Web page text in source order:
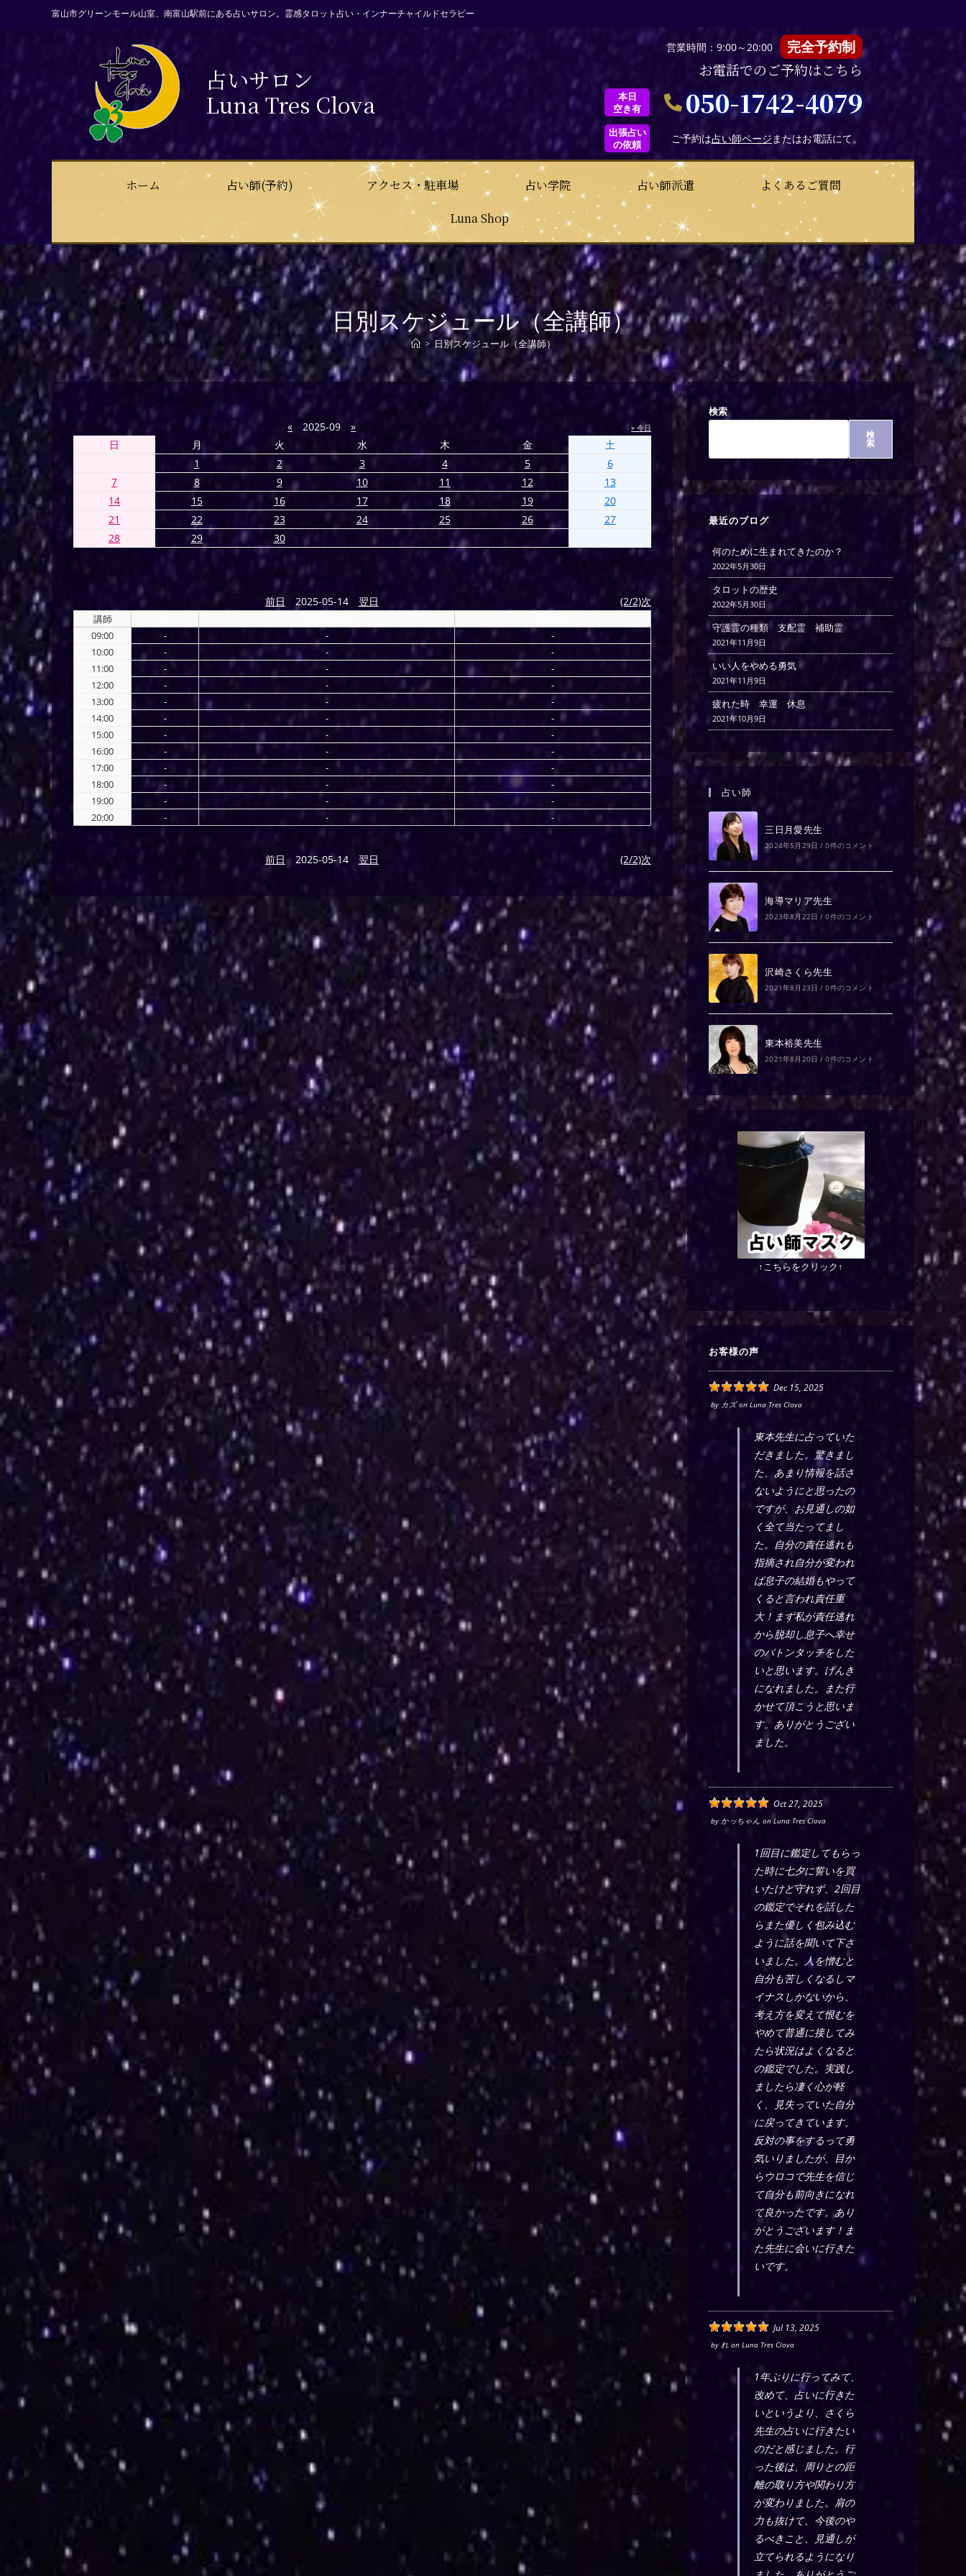
富山市グリーンモール山室、南富山駅前にある占いサロン。霊感タロット占い・インナーチャイルドセラピー
占いサロン
Luna Tres Clova
営業時間：9:00～20:00 完全予約制
お電話でのご予約はこちら
本日
空き有
050-1742-4079
出張占い
の依頼
ご予約は占い師ページまたはお電話にて。
ホーム 占い師(予約) アクセス・駐車場 占い学院 占い師派遣
よくあるご質問
Luna Shop
日別スケジュール（全講師）
> 日別スケジュール（全講師）
« 2025-09 » » 今日
日 月 火 水 木 金
土
1
2 3 4 5
6
7
8 9 10 11 12
13
14
15 16 17 18 19
20
21
22 23 24 25 26
27
28
29 30
前日 2025-05-14 翌日 (2/2)次
講師
09:00
- -
-
10:00
- -
-
11:00
- -
-
12:00
- -
-
13:00
- -
-
14:00
- -
-
15:00
- -
-
16:00
- -
-
17:00
- -
-
18:00
- -
-
19:00
- -
-
20:00
- - -
前日 2025-05-14 翌日 (2/2)次
検索
検
索
最近のブログ
何のために生まれてきたのか？
2022年5月30日
タロットの歴史
2022年5月30日
守護霊の種類 支配霊 補助霊
2021年11月9日
いい人をやめる勇気
2021年11月9日
疲れた時 幸運 休息
2021年10月9日
占い師
三日月愛先生
2024年5月29日 / 0件のコメント
海導マリア先生
2023年8月22日 / 0件のコメント
沢崎さくら先生
2021年8月23日 / 0件のコメント
東本裕美先生
2021年8月20日 / 0件のコメント
↑こちらをクリック↑
お客様の声
Dec 15, 2025
by カズon Luna Tres Clova
東本先生に占っていた
だきました。驚きまし
た、あまり情報を話さ
ないようにと思ったの
ですが、お見通しの如
く全て当たってまし
た。自分の責任逃れも
指摘され自分が変われ
ば息子の結婚もやって
くると言われ責任重
大！まず私が責任逃れ
から脱却し息子へ幸せ
のバトンタッチをした
いと思います。げんき
になれました。また行
かせて頂こうと思いま
す。ありがとうござい
ました。
Oct 27, 2025
by かっちゃん onLuna Tres Clova
1回目に鑑定してもらっ
た時に七夕に誓いを買
いたけど守れず、2回目
の鑑定でそれを話した
らまた優しく包み込む
ように話を聞いて下さ
いました。人を憎むと
自分も苦しくなるしマ
イナスしかないから、
考え方を変えて恨むを
やめて普通に接してみ
たら状況はよくなると
の鑑定でした。実践し
ましたら凄く心が軽
く、見失っていた自分
に戻ってきています。
反対の事をするって勇
気いりましたが、目か
らウロコで先生を信じ
て自分も前向きになれ
て良かったです。あり
がとうございます！ま
た先生に会いに行きた
いです。
Jul 13, 2025
by れ on Luna Tres Clova
1年ぶりに行ってみて、
改めて、占いに行きた
いというより、さくら
先生の占いに行きたい
のだと感じました。行
った後は、周りとの距
離の取り方や関わり方
が変わりました。肩の
力も抜けて、今後のや
るべきこと、見通しが
立てられるようになり